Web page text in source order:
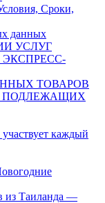
Сроки,
данных
УСЛУГ
ТОВАРОВ
ПОДЛЕЖАЩИХ
каждый
из Таиланда —